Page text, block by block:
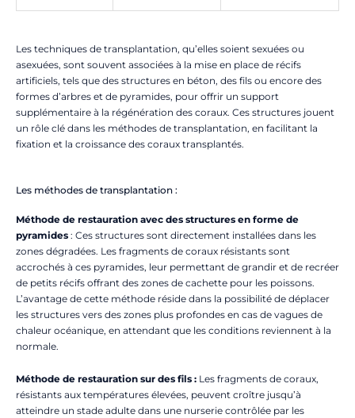
Les techniques de transplantation, qu’elles soient sexuées ou
asexuées, sont souvent associées à la mise en place de récifs
artificiels, tels que des structures en béton, des fils ou encore des
formes d’arbres et de pyramides, pour offrir un support
supplémentaire à la régénération des coraux. Ces structures jouent
un rôle clé dans les méthodes de transplantation, en facilitant la
fixation et la croissance des coraux transplantés.
Les méthodes de transplantation :
Méthode de restauration avec des structures en forme de
pyramides : Ces structures sont directement installées dans les
zones dégradées. Les fragments de coraux résistants sont
accrochés à ces pyramides, leur permettant de grandir et de recréer
de petits récifs offrant des zones de cachette pour les poissons.
L’avantage de cette méthode réside dans la possibilité de déplacer
les structures vers des zones plus profondes en cas de vagues de
chaleur océanique, en attendant que les conditions reviennent à la
normale.
Méthode de restauration sur des fils : Les fragments de coraux,
résistants aux températures élevées, peuvent croître jusqu’à
atteindre un stade adulte dans une nurserie contrôlée par les